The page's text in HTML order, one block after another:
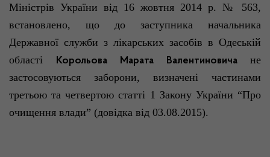
Міністрів України від 16 жовтня 2014 р. №
563,
встановлено, що до заступника начальника
Державної служби з лікарських засобів в Одеській
області
Корольова Марата Валентиновича не
застосовуються
заборони, визначені
частинами
третьою та четвертою статті 1 Закону України “Про
очищення влади” (довідка від 03.08.2015).